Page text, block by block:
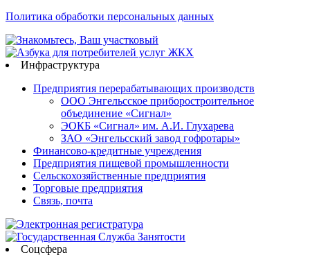
Политика обработки персональных данных
Инфраструктура
Предприятия перерабатывающих производств
ООО Энгельсское приборостроительное
объединение «Сигнал»
ЭОКБ «Сигнал» им. А.И. Глухарева
ЗАО «Энгельсский завод гофротары»
Финансово-кредитные учреждения
Предприятия пищевой промышленности
Сельскохозяйственные предприятия
Торговые предприятия
Связь, почта
Соцсфера